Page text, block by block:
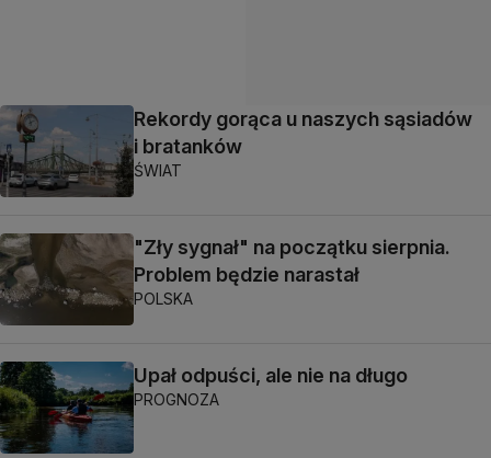
Rekordy gorąca u naszych sąsiadów
i bratanków
ŚWIAT
"Zły sygnał" na początku sierpnia.
Problem będzie narastał
POLSKA
Upał odpuści, ale nie na długo
PROGNOZA